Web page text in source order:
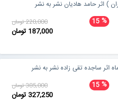
) اثر حامد هادیان نشر به نشر
15% 220,000 تومان
187,000 تومان
اثر ساجده تقی زاده نشر به نشر
15% 385,000 تومان
327,250 تومان